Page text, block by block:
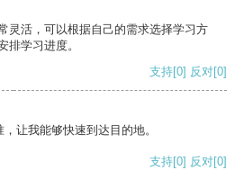
灵活，可以根据自己的需求选择学习方
排学习进度。
支持[0] 反对[0]
让我能够快速到达目的地。
支持[0] 反对[0]